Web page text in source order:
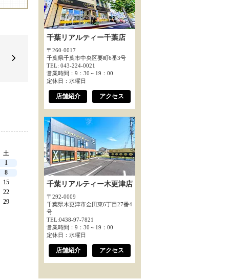
土
1
8
15
22
29
千葉リアルティー千葉店
〒260-0017
千葉県千葉市中央区要町6番3号
TEL: 043-224-0021
営業時間：9：30～19：00
定休日：水曜日
店舗紹介 アクセス
千葉リアルティー木更津店
〒292-0009
千葉県木更津市金田東6丁目27番4
号
TEL:0438-97-7821
営業時間：9：30～19：00
定休日：水曜日
店舗紹介 アクセス